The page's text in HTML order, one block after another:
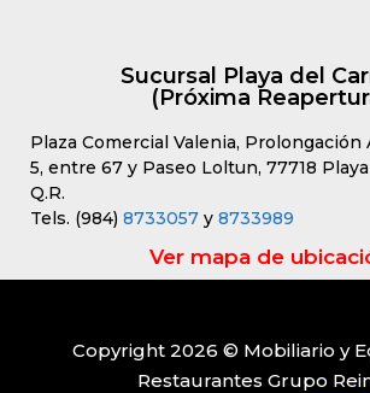
Sucursal Playa del
(Próxima
Plaza Comercial Valenia, Prolongación
5, entre 67 y Paseo Loltun, 77718
Q.R.
Tels. (984) 8733057 y 8733989
Ver mapa de
Copyright 2026 © Mobiliario y
Restaurantes Grupo